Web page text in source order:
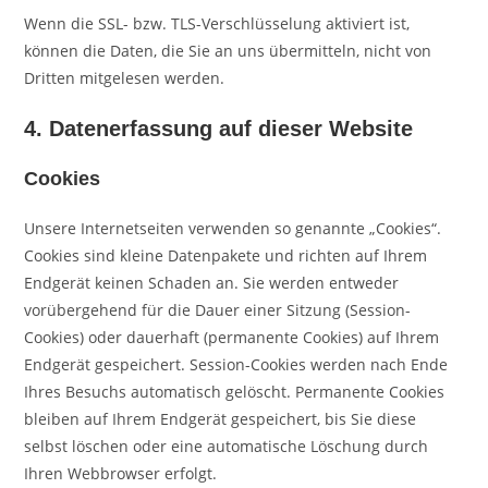
Wenn die SSL- bzw. TLS-Verschlüsselung aktiviert ist,
können die Daten, die Sie an uns übermitteln, nicht von
Dritten mitgelesen werden.
4. Datenerfassung auf dieser Website
Cookies
Unsere Internetseiten verwenden so genannte „Cookies“.
Cookies sind kleine Datenpakete und richten auf Ihrem
Endgerät keinen Schaden an. Sie werden entweder
vorübergehend für die Dauer einer Sitzung (Session-
Cookies) oder dauerhaft (permanente Cookies) auf Ihrem
Endgerät gespeichert. Session-Cookies werden nach Ende
Ihres Besuchs automatisch gelöscht. Permanente Cookies
bleiben auf Ihrem Endgerät gespeichert, bis Sie diese
selbst löschen oder eine automatische Löschung durch
Ihren Webbrowser erfolgt.